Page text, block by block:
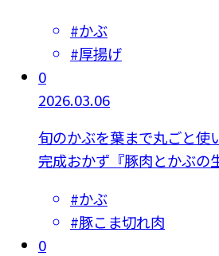
#かぶ
#厚揚げ
0
2026.03.06
旬のかぶを葉まで丸ごと使
完成おかず『豚肉とかぶの
#かぶ
#豚こま切れ肉
0